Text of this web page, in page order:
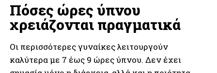
Πόσες ώρες ύπνου
χρειάζονται πραγματικά
Οι περισσότερες γυναίκες λειτουργούν
καλύτερα με 7 έως 9 ώρες ύπνου. Δεν έχει